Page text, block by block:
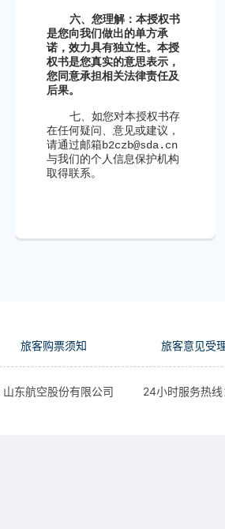
六、您理解：本授权书
是您向我们做出的单方承
诺，效力具有独立性。本授
权书是您真实的意思表示，
您同意承担相关法律责任及
后果。
七、如您对本授权书存
在任何疑问、意见或建议，
请通过邮箱b2czb@sda.cn
与我们的个人信息保护机构
取得联系。
旅客购票须知 旅客意见受
山东航空股份有限公司 24小时服务热线